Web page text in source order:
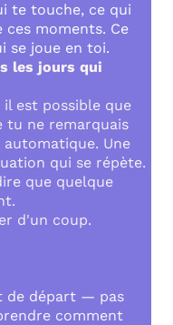
te touche, ce qui
moments. Ce
se joue en toi.
les jours qui
est possible que
tu ne remarquais
Une
qui se répète.
que quelque
d'un coup.
de départ — pas
comment